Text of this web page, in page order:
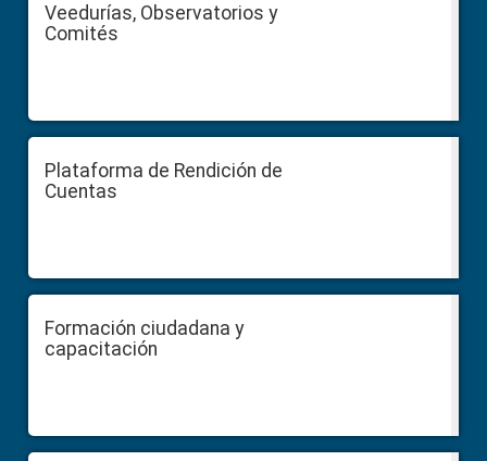
Veedurías, Observatorios y
Comités
Plataforma de Rendición de
Cuentas
Formación ciudadana y
capacitación